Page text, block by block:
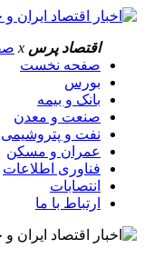
اقتصاد پرس x
صفحه نخست
بورس
بانک و بیمه
صنعت و معدن
نفت و پتروشیمی
عمران و مسکن
فناوری اطلاعات
انتصابات
ارتباط با ما